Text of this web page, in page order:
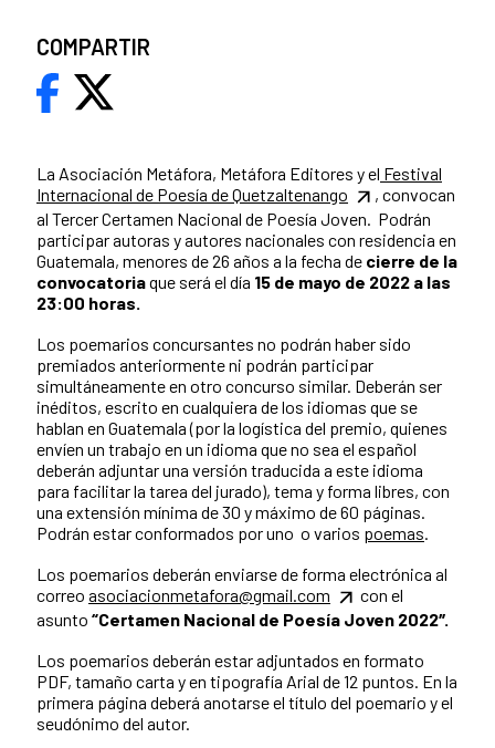
La Asociación Metáfora, Metáfora Editores y el Festival
Internacional de Poesía de Quetzaltenango
, convocan
al Tercer Certamen Nacional de Poesía Joven. Podrán
participar autoras y autores nacionales con residencia en
Guatemala, menores de 26 años a la fecha de cierre de la
convocatoriaque será el día 15 de mayo de 2022 a las
23:00 horas.
Los poemarios concursantes no podrán haber sido
premiados anteriormente ni podrán participar
simultáneamente en otro concurso similar. Deberán ser
inéditos, escrito en cualquiera de los idiomas que se
hablan en Guatemala (por la logística del premio, quienes
envíen un trabajo en un idioma que no sea el español
deberán adjuntar una versión traducida a este idioma
para facilitar la tarea del jurado), tema y forma libres, con
una extensión mínima de 30 y máximo de 60 páginas.
Podrán estar conformados por uno o varios poemas.
Los poemarios deberán enviarse de forma electrónica al
correo asociacionmetafora@gmail.com
con el
asunto “Certamen Nacional de Poesía Joven 2022″.
Los poemarios deberán estar adjuntados en formato
PDF, tamaño carta y en tipografía Arial de 12 puntos. En la
primera página deberá anotarse el título del poemario y el
seudónimo del autor.
COMPARTIR